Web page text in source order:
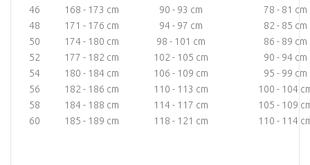
46
168 - 173 cm 90 - 93 cm
78 - 81 cm
48
171 - 176 cm 94 - 97 cm
82 - 85 cm
50
174 - 180 cm 98 - 101 cm
86 - 89 cm
52
177 - 182 cm 102 - 105 cm
90 - 94 cm
54
180 - 184 cm 106 - 109 cm
95 - 99 cm
56
182 - 186 cm 110 - 113 cm
100 - 104
58
184 - 188 cm 114 - 117 cm
105 - 109
60
185 - 189 cm 118 - 121 cm 110 - 114